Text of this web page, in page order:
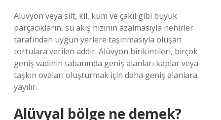
Alüvyon veya silt, kil, kum ve çakıl gibi büyük
parçacıkların, su akış hızının azalmasıyla nehirler
tarafından uygun yerlere taşınmasıyla oluşan
tortulara verilen addır. Alüvyon birikintileri, birçok
geniş vadinin tabanında geniş alanları kaplar veya
taşkın ovaları oluşturmak için daha geniş alanlara
yayılır.
Alüvyal bölge ne demek?